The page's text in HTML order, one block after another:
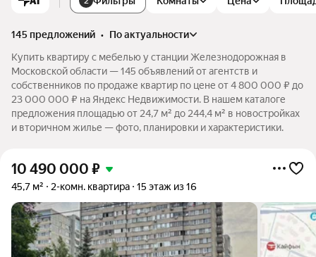
145 предложений •
по актуальности
Купить квартиру с мебелью у станции Железнодорожная в
Московской области — 145 объявлений от агентств и
собственников по продаже квартир по цене от 4 800 000 ₽ до
23 000 000 ₽ на Яндекс Недвижимости. В нашем каталоге
предложения площадью от 24,7 м² до 244,4 м² в новостройках
и вторичном жилье — фото, планировки и характеристики.
10 490 000 ₽
45,7 м² 2-комн. квартира 15 этаж из 16